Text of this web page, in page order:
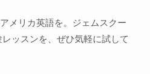
メリカ英語を。ジェムスクー
ッスンを、ぜひ気軽に試して